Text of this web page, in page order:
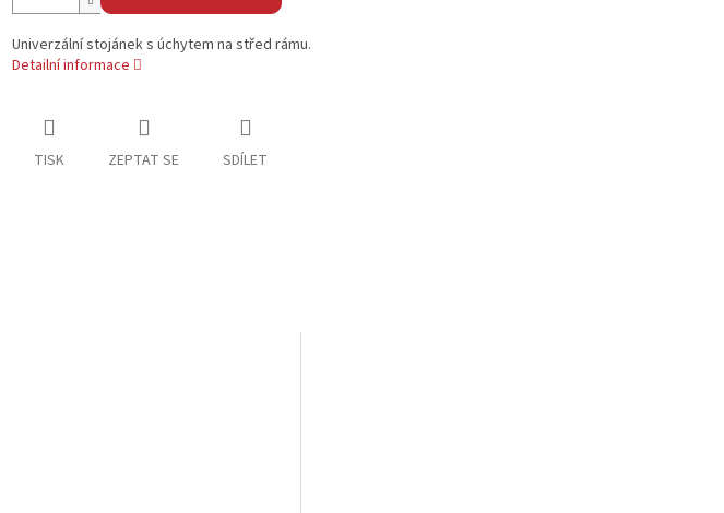
Univerzální stojánek s úchytem na střed rámu.
Detailní informace
TISK ZEPTAT SE SDÍLET